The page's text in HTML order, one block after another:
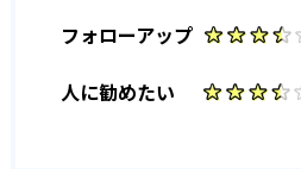
フォローアップ
人に勧めたい